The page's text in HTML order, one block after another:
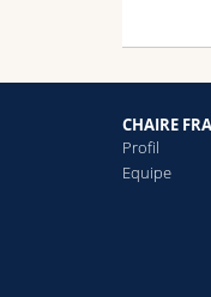
CHAIRE
Profil
Equipe